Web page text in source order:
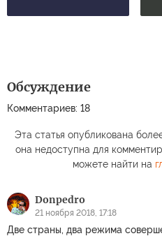
Обсуждение
Комментариев: 18
Эта статья опубликована
она недоступна для
можете найти на
Donpedro
21 ноября 2018, 17:18
Две страны, два режима